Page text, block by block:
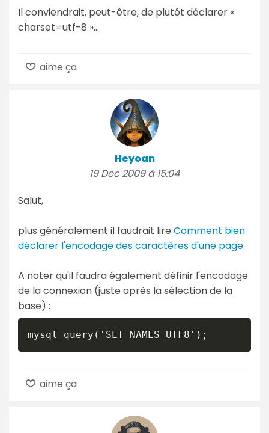
Il conviendrait, peut-être, de plutôt déclarer «
charset=utf-8 »...
aime ça
Heyoan
19 Dec 2009 à 15:04
Salut,
plus généralement il faudrait lire Comment bien
déclarer l'encodage des caractères d'une page.
A noter qu'il faudra également définir l'encodage
de la connexion (juste après la sélection de la
base) :
mysql_query('SET NAMES UTF8');
aime ça